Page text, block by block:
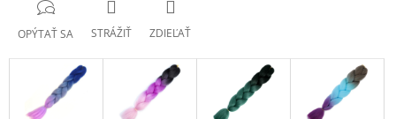
OPÝTAŤ SA STRÁŽIŤ ZDIEĽAŤ